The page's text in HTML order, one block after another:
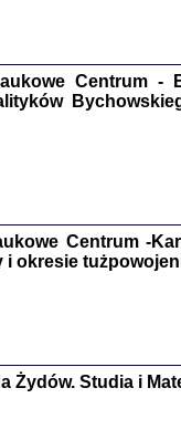
Centrum -
Centrum -
i okresie
Żydów. Studia i